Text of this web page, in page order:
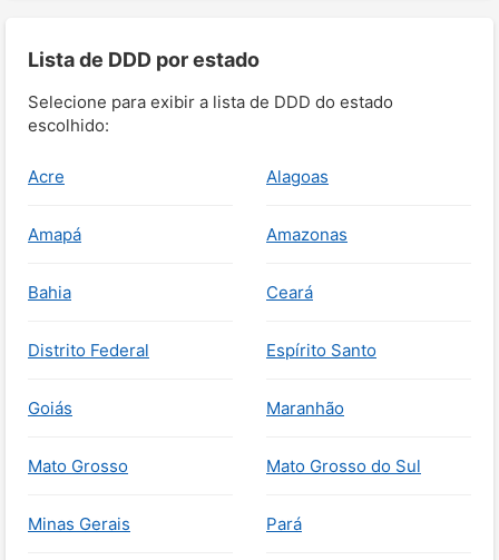
Lista de DDD por estado
Selecione para exibir a lista de DDD do estado
escolhido:
Acre Alagoas
Amapá Amazonas
Bahia Ceará
Distrito Federal Espírito Santo
Goiás Maranhão
Mato Grosso Mato Grosso do Sul
Minas Gerais Pará